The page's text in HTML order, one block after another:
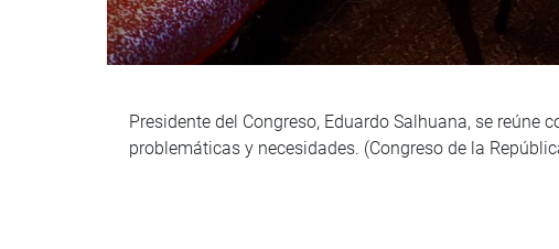
Presidente del Congreso, Eduardo Salhuana, se reúne
problemáticas y necesidades. (Congreso de la